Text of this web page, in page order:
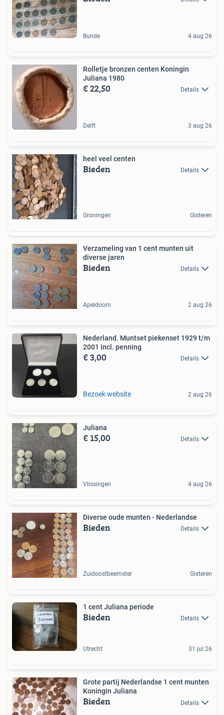
Bunde 4 aug 26
Rolletje bronzen centen Koningin
Juliana 1980
€ 22,50 Details
Delft 3 aug 26
heel veel centen
Bieden Details
Groningen Gisteren
Verzameling van 1 cent munten uit
diverse jaren
Bieden Details
Apeldoorn 2 aug 26
Nederland. Muntset piekenset 1929 t/m
2001 incl. penning
€ 3,00 Details
Bezoek website 2 aug 26
Juliana
€ 15,00 Details
Vlissingen 4 aug 26
Diverse oude munten - Nederlandse
Bieden Details
Zuidoostbeemster Gisteren
1 cent Juliana periode
Bieden Details
Utrecht 31 jul 26
Grote partij Nederlandse 1 cent munten
Koningin Juliana
Bieden Details